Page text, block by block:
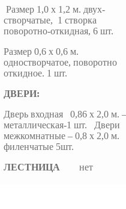
Размер 1,0 х 1,2 м. двух-
створчатые, 1 створка
поворотно-откидная, 6 шт.
Размер 0,6 х 0,6 м.
одностворчатое, поворотно
откидное. 1 шт.
ДВЕРИ:
Дверь входная 0,86 х 2,0 м. –
металлическая-1 шт. Двери
межкомнатные – 0,8 х 2,0 м.
филенчатые 5шт.
ЛЕСТНИЦА нет